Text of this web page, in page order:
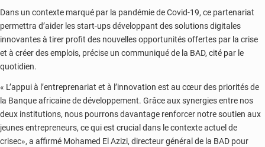
Dans un contexte marqué par la pandémie de Covid-19, ce partenariat
permettra d’aider les start-ups développant des solutions digitales
innovantes à tirer profit des nouvelles opportunités offertes par la crise
et à créer des emplois, précise un communiqué de la BAD, cité par le
quotidien.
« L’appui à l’entreprenariat et à l’innovation est au cœur des priorités de
la Banque africaine de développement. Grâce aux synergies entre nos
deux institutions, nous pourrons davantage renforcer notre soutien aux
jeunes entrepreneurs, ce qui est crucial dans le contexte actuel de
crisec», a affirmé Mohamed El Azizi, directeur général de la BAD pour